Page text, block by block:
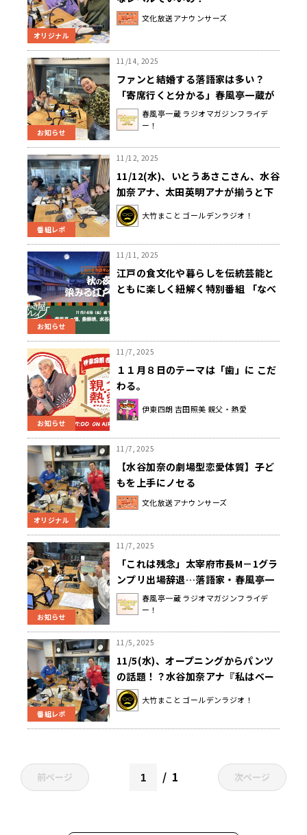
オリジナル
文化放送アナウンサーズ
お知らせ
11/14, 2025
ファンと結婚する落語家は多い？
「寄席行くと分かる」春風亭一蔵が
噺家の結婚裏話
春風亭一蔵 ラジオマガジンフライデ
ー！
番組レポ
11/12, 2025
11/12(水)、いとうあさこさん、水谷
加奈アナ、太田英明アナが揃うと下
世話な話題に！？懐かしいテレビゲ
ームの話題も！
大竹まこと ゴールデンラジオ！
お知らせ
11/11, 2025
江戸の食文化や暮らしを伝統芸能と
ともに楽しく紐解く特別番組 「なべ
00分～8時00分放送
お知らせ
11/7, 2025
１１月８日のテーマは「歯」に こだ
わる。
伊東四朗 吉田照美 親父・熱愛
オリジナル
11/7, 2025
【水谷加奈の劇場型恋愛体質】子ど
もを上手にノセる
文化放送アナウンサーズ
お知らせ
11/7, 2025
「これは残念」太宰府市長M－1グラ
ンプリ出場辞退…落語家・春風亭一
蔵が悲しむ春風亭一蔵 ラジオマガジンフライデ
ー！
番組レポ
11/5, 2025
11/5(水)、オープニングからパンツ
の話題！？水谷加奈アナ『私はベー
ジュです！？大竹まことさんは白で
しょ！？』
大竹まこと ゴールデンラジオ！
前ページ 1 次ページ